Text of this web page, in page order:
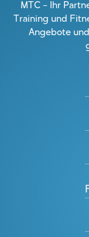
MTC – Ihr
Training und
Angebote